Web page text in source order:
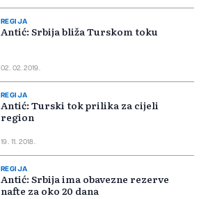
REGIJA
Antić: Srbija bliža Turskom toku
02. 02. 2019.
REGIJA
Antić: Turski tok prilika za cijeli
region
19. 11. 2018.
REGIJA
Antić: Srbija ima obavezne rezerve
nafte za oko 20 dana